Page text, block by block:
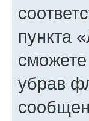
пункта
убрав